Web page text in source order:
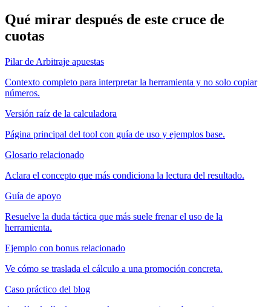
Qué mirar después de este cruce de
cuotas
Pilar de Arbitraje apuestas
Contexto completo para interpretar la herramienta y no solo copiar
números.
Versión raíz de la calculadora
Página principal del tool con guía de uso y ejemplos base.
Glosario relacionado
Aclara el concepto que más condiciona la lectura del resultado.
Guía de apoyo
Resuelve la duda táctica que más suele frenar el uso de la
herramienta.
Ejemplo con bonus relacionado
Ve cómo se traslada el cálculo a una promoción concreta.
Caso práctico del blog